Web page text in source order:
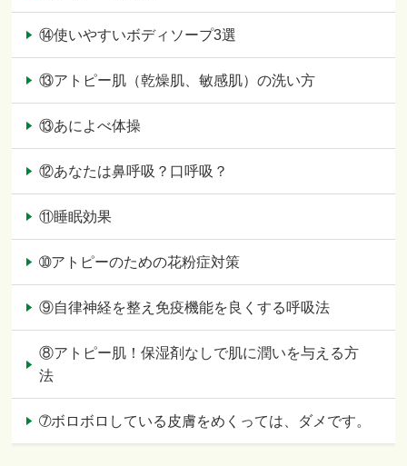
⑭使いやすいボディソープ3選
⑬アトピー肌（乾燥肌、敏感肌）の洗い方
⑬あによべ体操
⑫あなたは鼻呼吸？口呼吸？
⑪睡眠効果
➉アトピーのための花粉症対策
⑨自律神経を整え免疫機能を良くする呼吸法
⑧アトピー肌！保湿剤なしで肌に潤いを与える方
法
➆ボロボロしている皮膚をめくっては、ダメです。